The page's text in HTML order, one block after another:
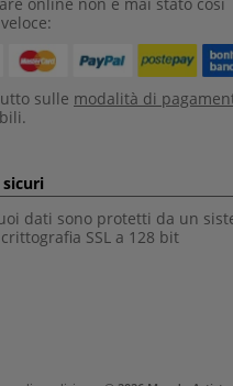
sulle modalità di
dati sono protetti da un
SSL a 128 bit